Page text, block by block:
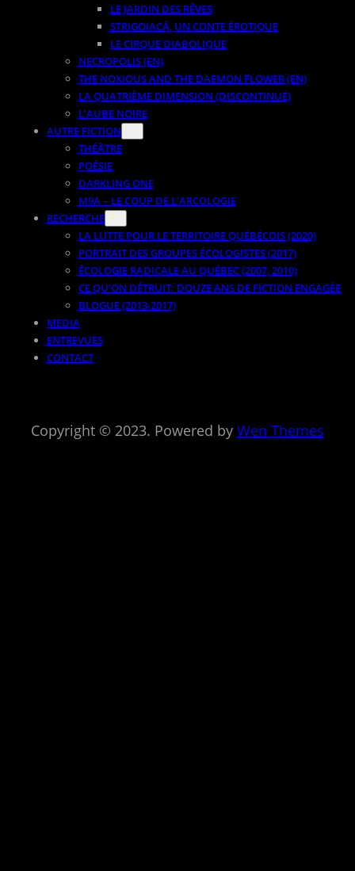
LE JARDIN DES RÊVES
STRIGOIACĂ, UN CONTE ÉROTIQUE
LE CIRQUE DIABOLIQUE
NECROPOLIS (EN)
THE NOXIOUS AND THE DAEMON FLOWER (EN)
LA QUATRIÈME DIMENSION (DISCONTINUÉ)
L’AUBE NOIRE
AUTRE FICTION
THÉÂTRE
POÉSIE
DARKLING ONE
M9A – LE COUP DE L’ARCOLOGIE
RECHERCHE
LA LUTTE POUR LE TERRITOIRE QUÉBÉCOIS (2020)
PORTRAIT DES GROUPES ÉCOLOGISTES (2017)
ÉCOLOGIE RADICALE AU QUÉBEC (2007, 2010)
CE QU’ON DÉTRUIT: DOUZE ANS DE FICTION ENGAGÉE
BLOGUE (2013-2017)
MEDIA
ENTREVUES
CONTACT
Copyright © 2023. Powered by Wen Themes